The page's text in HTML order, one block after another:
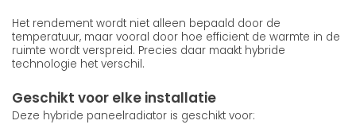
Het rendement wordt niet alleen bepaald door de
temperatuur, maar vooral door hoe efficient de warmte in de
ruimte wordt verspreid. Precies daar maakt hybride
technologie het verschil.
Geschikt voor elke installatie
Deze hybride paneelradiator is geschikt voor: